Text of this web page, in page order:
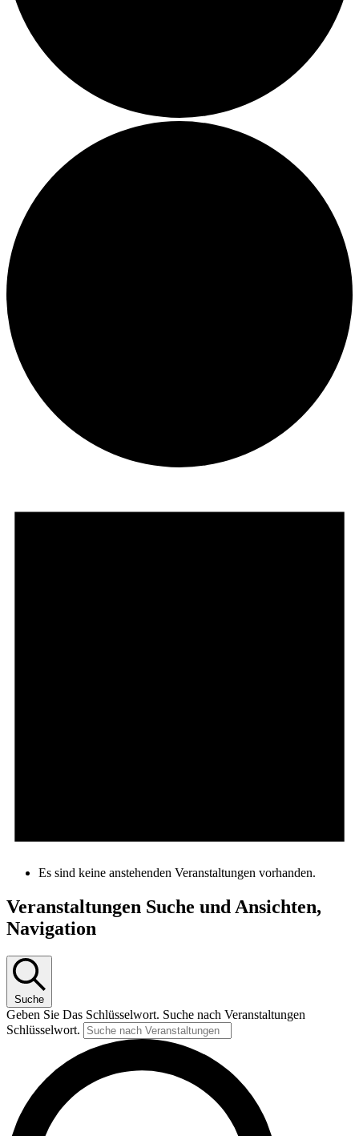
Es sind keine anstehenden Veranstaltungen vorhanden.
Veranstaltungen Suche und Ansichten,
Navigation
Suche
Geben Sie Das Schlüsselwort. Suche nach Veranstaltungen
Schlüsselwort.